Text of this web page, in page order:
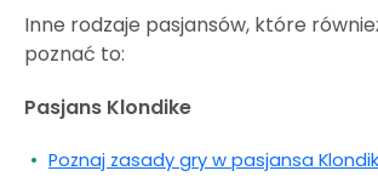
Inne rodzaje pasjansów, które
poznać to:
Pasjans Klondike
Poznaj zasady gry w pasjansa